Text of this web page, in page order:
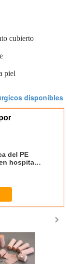
cubierto
piel
disponibles
del PE
hospital y